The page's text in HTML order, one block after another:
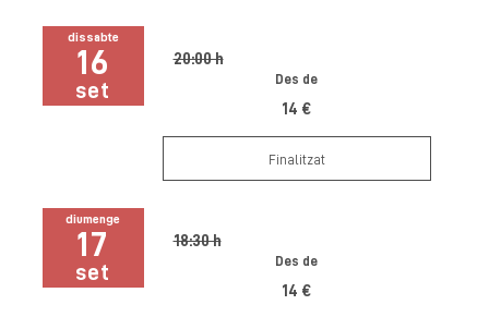
dissabte
16
set
20:00 h
Des de
14 €
Finalitzat
diumenge
17
set
18:30 h
Des de
14 €